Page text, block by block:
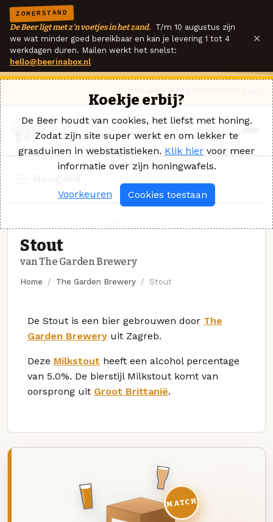
ZOMERSTAND
De Beer ligt met z'n voetjes in het zand. T/m 10 augustus zijn
we wat minder goed bereikbaar en kan je levering 1 tot 4
werkdagen duren. Mailen werkt het snelst:
hello@beerinabox.nl
×
Stout
van The Garden Brewery
Home The Garden Brewery Stout
De Stout is een bier gebrouwen door The
Garden Brewery uit Zagreb.
Deze Milkstout heeft een alcohol percentage
van 5.0%. De bierstijl Milkstout komt van
oorsprong uit Groot Brittanië.
MATCH
Koekje erbij?
De Beer houdt van cookies, het liefst met honing.
Zodat zijn site super werkt en om lekker te
grasduinen in webstatistieken. Klik hier voor meer
informatie over zijn honingwafels.
Voorkeuren Cookies toestaan